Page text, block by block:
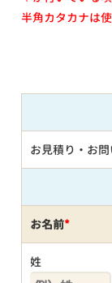
半角カタカナは
お見積り・お
お名前*
姓